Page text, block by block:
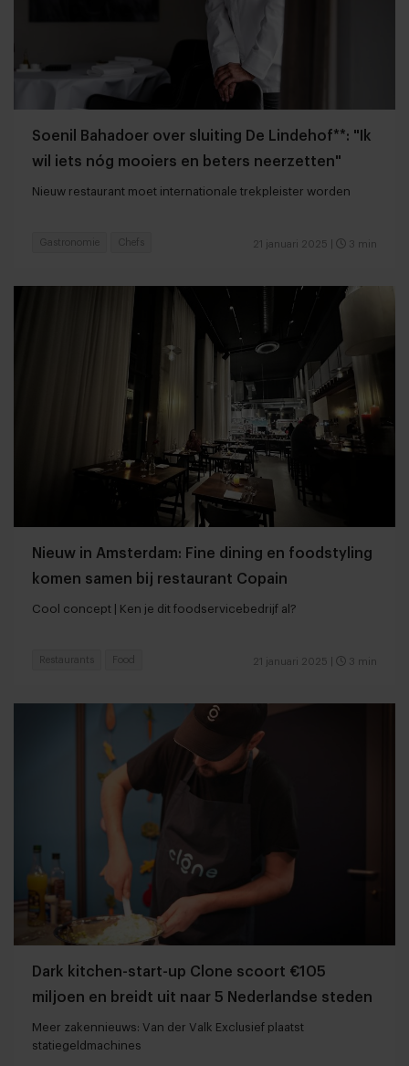
Soenil Bahadoer over sluiting De Lindehof**: "Ik
wil iets nóg mooiers en beters neerzetten"
Nieuw restaurant moet internationale trekpleister worden
21 januari 2025 3 min
Gastronomie Chefs
Nieuw in Amsterdam: Fine dining en foodstyling
komen samen bij restaurant Copain
Cool concept | Ken je dit foodservicebedrijf al?
21 januari 2025 3 min
Restaurants Food
Dark kitchen-start-up Clone scoort €105
miljoen en breidt uit naar 5 Nederlandse steden
Meer zakennieuws: Van der Valk Exclusief plaatst
statiegeldmachines